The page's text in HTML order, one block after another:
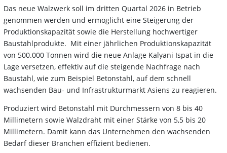
Das neue Walzwerk soll im dritten Quartal 2026 in Betrieb
genommen werden und ermöglicht eine Steigerung der
Produktionskapazität sowie die Herstellung hochwertiger
Baustahlprodukte. Mit einer jährlichen Produktionskapazität
von 500.000 Tonnen wird die neue Anlage Kalyani Ispat in die
Lage versetzen, effektiv auf die steigende Nachfrage nach
Baustahl, wie zum Beispiel Betonstahl, auf dem schnell
wachsenden Bau- und Infrastrukturmarkt Asiens zu reagieren.
Produziert wird Betonstahl mit Durchmessern von 8 bis 40
Millimetern sowie Walzdraht mit einer Stärke von 5,5 bis 20
Millimetern. Damit kann das Unternehmen den wachsenden
Bedarf dieser Branchen effizient bedienen.